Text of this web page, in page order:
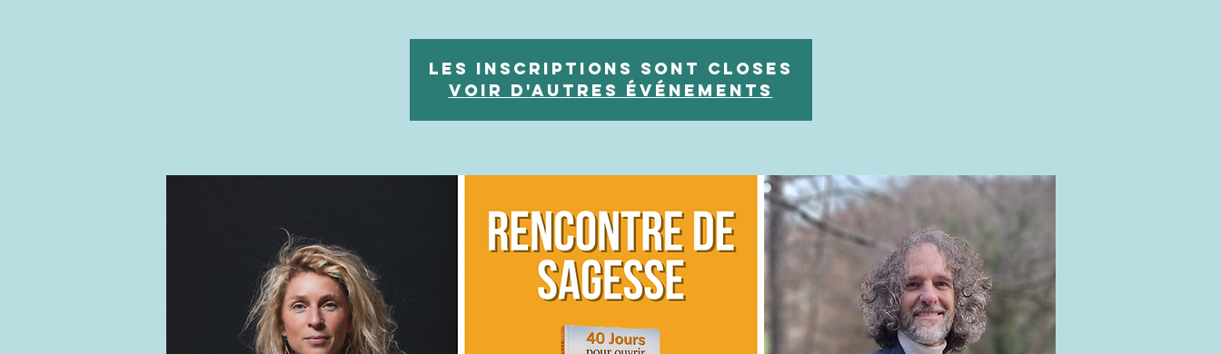
Les inscriptions sont closes
Voir d'autres événements